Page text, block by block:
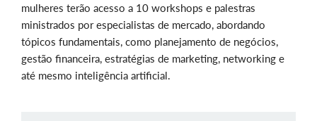
mulheres terão acesso a 10 workshops e palestras
ministrados por especialistas de mercado, abordando
tópicos fundamentais, como planejamento de negócios,
gestão financeira, estratégias de marketing, networking e
até mesmo inteligência artificial.